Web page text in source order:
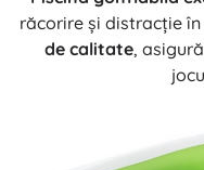
răcorire și distracție
de calitate,